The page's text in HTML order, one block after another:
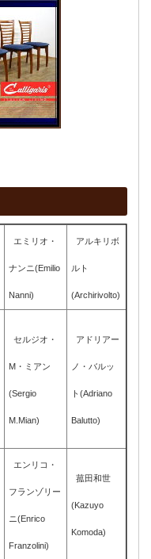
エミリオ・
ナンニ(Emilio
Nanni)
アルキリボ
ルト
(Archirivolto)
セルジオ・
M・ミアン
(Sergio
M.Mian)
アドリアー
ノ・バルッ
ト(Adriano
Balutto)
エンリコ・
フランゾリー
ニ(Enrico
Franzolini)
菰田和世
(Kazuyo
Komoda)